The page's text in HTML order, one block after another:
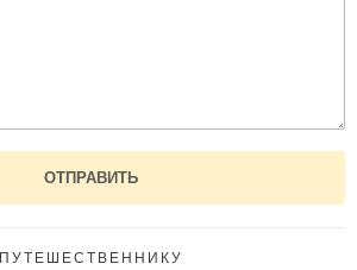
ПУТЕШЕСТВЕННИКУ